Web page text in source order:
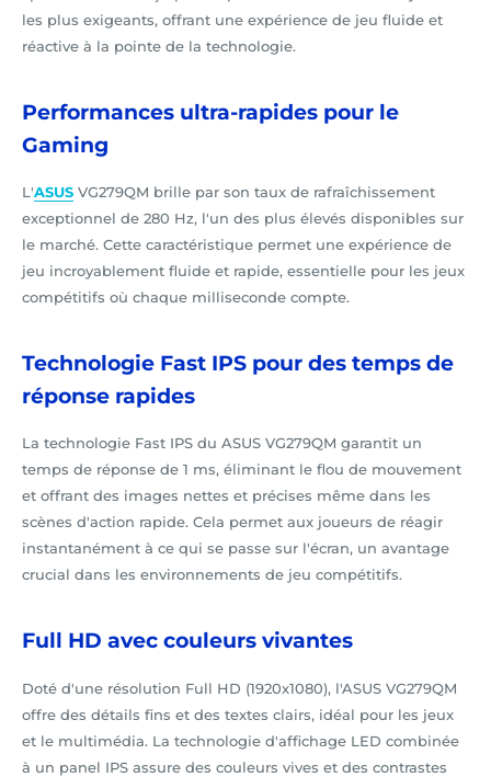
les plus exigeants, offrant une expérience de jeu fluide et
réactive à la pointe de la technologie.
Performances ultra-rapides pour le
Gaming
L'ASUS VG279QM brille par son taux de rafraîchissement
exceptionnel de 280 Hz, l'un des plus élevés disponibles sur
le marché. Cette caractéristique permet une expérience de
jeu incroyablement fluide et rapide, essentielle pour les jeux
compétitifs où chaque milliseconde compte.
Technologie Fast IPS pour des temps de
réponse rapides
La technologie Fast IPS du ASUS VG279QM garantit un
temps de réponse de 1 ms, éliminant le flou de mouvement
et offrant des images nettes et précises même dans les
scènes d'action rapide. Cela permet aux joueurs de réagir
instantanément à ce qui se passe sur l'écran, un avantage
crucial dans les environnements de jeu compétitifs.
Full HD avec couleurs vivantes
Doté d'une résolution Full HD (1920x1080), l'ASUS VG279QM
offre des détails fins et des textes clairs, idéal pour les jeux
et le multimédia. La technologie d'affichage LED combinée
à un panel IPS assure des couleurs vives et des contrastes